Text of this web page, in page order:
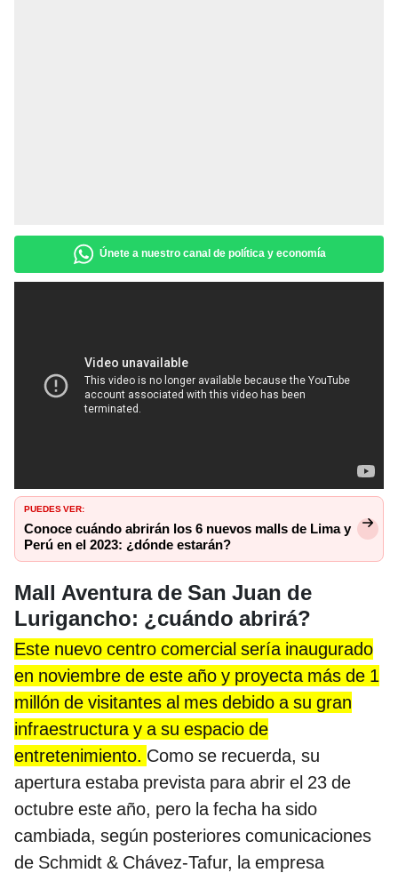
Únete a nuestro canal de política y economía
PUEDES VER:
Conoce cuándo abrirán los 6 nuevos malls de Lima y
Perú en el 2023: ¿dónde estarán?
Mall Aventura de San Juan de
Lurigancho: ¿cuándo abrirá?
Este nuevo centro comercial sería inaugurado
en noviembre de este año y proyecta más de 1
millón de visitantes al mes debido a su gran
infraestructura y a su espacio de
entretenimiento. Como se recuerda, su
apertura estaba prevista para abrir el 23 de
octubre este año, pero la fecha ha sido
cambiada, según posteriores comunicaciones
de Schmidt & Chávez-Tafur, la empresa